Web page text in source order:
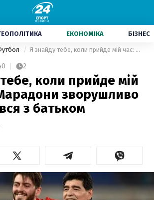
ЕКОНОМІКА БІЗНЕС
Я знайду тебе, коли прийде мій час: син Марадони зворушливо попрощався з батьком
2
коли прийде мій
зворушливо
з батьком